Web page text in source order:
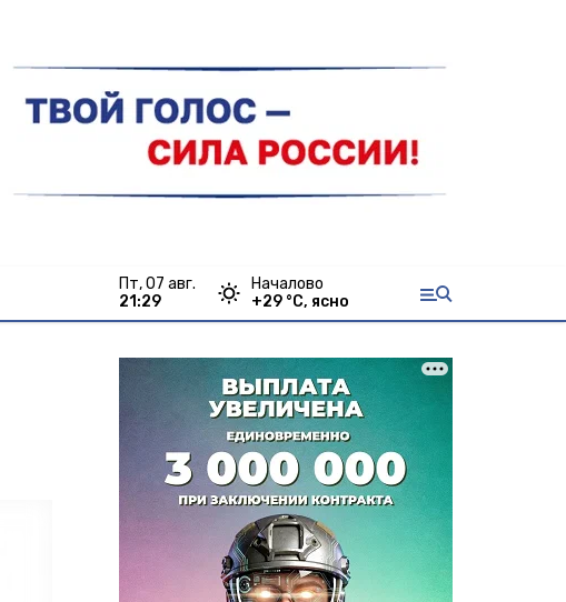
пт, 07 авг.
21:29
Началово
+29 °С, ясно